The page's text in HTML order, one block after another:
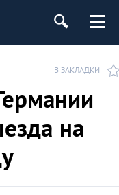
В ЗАКЛАДКИ
на